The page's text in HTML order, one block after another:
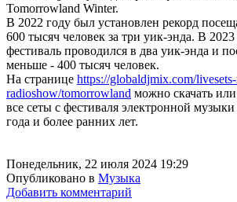
Tomorrowland Winter.
В 2022 году был установлен рекорд
600 тысяч человек за три уик-энда. В
фестиваль проводился в два уик-энда и
меньше - 400 тысяч человек.
На странице https://globaldjmix.com/
radioshow/tomorrowland можно скачать
все сеты с фестиваля электронной
года и более ранних лет.
Понедельник, 22 июля 2024 19:29
Опубликовано в Музыка
Добавить комментарий